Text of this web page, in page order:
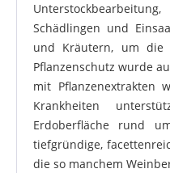
Schädlingen und
und Kräutern, um die
Pflanzenschutz wurde
mit Pflanzenextrakten
Krankheiten
Erdoberfläche rund
tiefgründige,
die so manchem